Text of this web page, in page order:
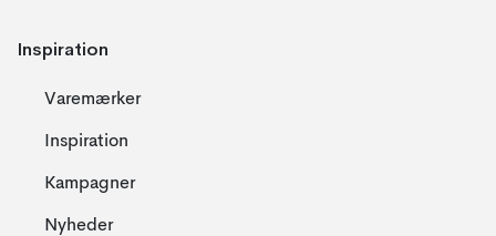
Inspiration
Varemærker
Inspiration
Kampagner
Nyheder